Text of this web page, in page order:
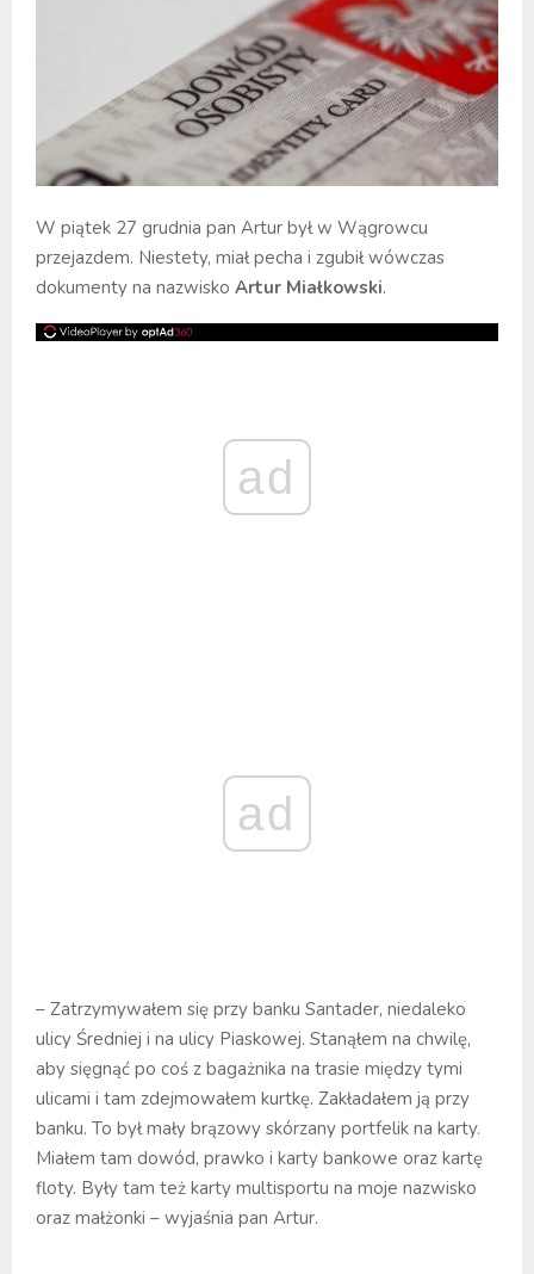
W piątek 27 grudnia pan Artur był w Wągrowcu
przejazdem. Niestety, miał pecha i zgubił wówczas
dokumenty na nazwisko Artur Miałkowski.
ad
ad
– Zatrzymywałem się przy banku Santader, niedaleko
ulicy Średniej i na ulicy Piaskowej. Stanąłem na chwilę,
aby sięgnąć po coś z bagażnika na trasie między tymi
ulicami i tam zdejmowałem kurtkę. Zakładałem ją przy
banku. To był mały brązowy skórzany portfelik na karty.
Miałem tam dowód, prawko i karty bankowe oraz kartę
floty. Były tam też karty multisportu na moje nazwisko
oraz małżonki – wyjaśnia pan Artur.